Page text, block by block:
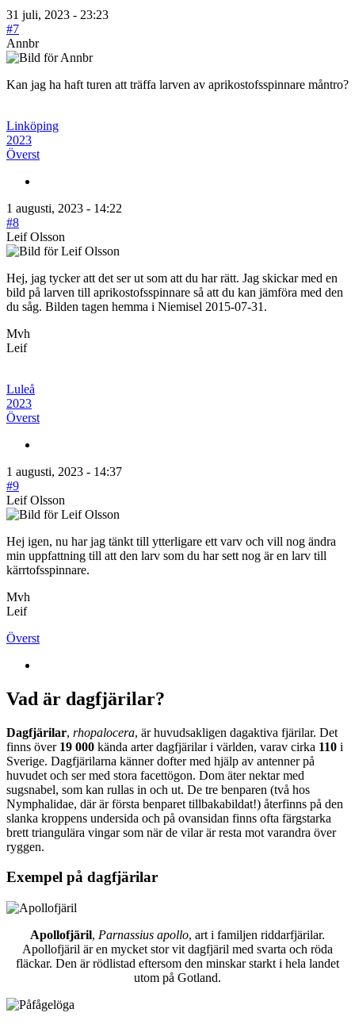
31 juli, 2023 - 23:23
#7
Annbr
Kan jag ha haft turen att träffa larven av aprikostofsspinnare måntro?
Linköping
2023
Överst
1 augusti, 2023 - 14:22
#8
Leif Olsson
Hej, jag tycker att det ser ut som att du har rätt. Jag skickar med en
bild på larven till aprikostofsspinnare så att du kan jämföra med den
du såg. Bilden tagen hemma i Niemisel 2015-07-31.
Mvh
Leif
Luleå
2023
Överst
1 augusti, 2023 - 14:37
#9
Leif Olsson
Hej igen, nu har jag tänkt till ytterligare ett varv och vill nog ändra
min uppfattning till att den larv som du har sett nog är en larv till
kärrtofsspinnare.
Mvh
Leif
Överst
Vad är dagfjärilar?
Dagfjärilar, rhopalocera, är huvudsakligen dagaktiva fjärilar. Det
finns över 19 000 kända arter dagfjärilar i världen, varav cirka 110 i
Sverige. Dagfjärilarna känner dofter med hjälp av antenner på
huvudet och ser med stora facettögon. Dom äter nektar med
sugsnabel, som kan rullas in och ut. De tre benparen (två hos
Nymphalidae, där är första benparet tillbakabildat!) återfinns på den
slanka kroppens undersida och på ovansidan finns ofta färgstarka
brett triangulära vingar som när de vilar är resta mot varandra över
ryggen.
Exempel på dagfjärilar
Apollofjäril, Parnassius apollo, art i familjen riddarfjärilar.
Apollofjäril är en mycket stor vit dagfjäril med svarta och röda
fläckar. Den är rödlistad eftersom den minskar starkt i hela landet
utom på Gotland.